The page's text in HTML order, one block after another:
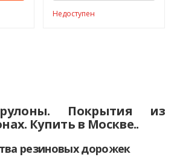
Недоступен
Покрытия из
Купить в Москве..
резиновых дорожек